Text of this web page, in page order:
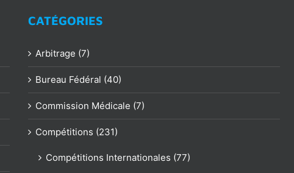
CATÉGORIES
Arbitrage (7)
Bureau Fédéral (40)
Commission Médicale (7)
Compétitions (231)
Compétitions Internationales (77)